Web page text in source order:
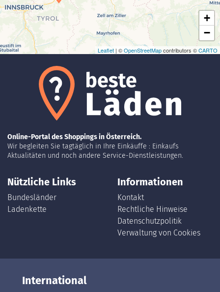
+
−
Leaflet | ©OpenStreetMapcontributors ©CARTO
Online-Portal des Shoppings in Österreich.
Wir begleiten Sie tagtäglich in Ihre Einkäuffe : Einkaufs
Aktualitäten und noch andere Service-Dienstleistungen.
Nützliche Links
Bundesländer
Ladenkette
Informationen
Kontakt
Rechtliche Hinweise
Datenschutzpolitik
Verwaltung von Cookies
International